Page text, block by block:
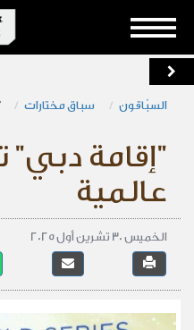
السبّاقون سباق مختارات
"إقامة دبي"
عالمية
الخميس 30 تشرين أول 2025